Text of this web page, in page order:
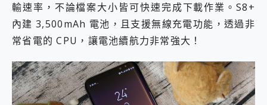
輸速率，不論檔案大小皆可快速完成下載作業。S8+
內建 3,500mAh 電池，且支援無線充電功能，透過非
常省電的 CPU，讓電池續航力非常強大！